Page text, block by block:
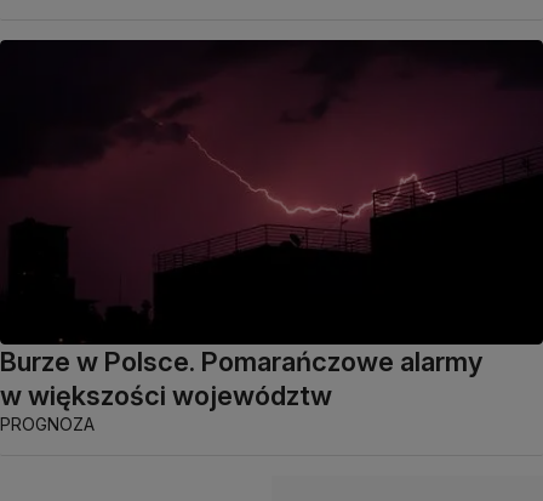
Burze w Polsce. Pomarańczowe alarmy
w większości województw
PROGNOZA